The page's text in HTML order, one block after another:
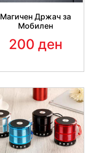
Магичен Држач за
Мобилен
200 ден